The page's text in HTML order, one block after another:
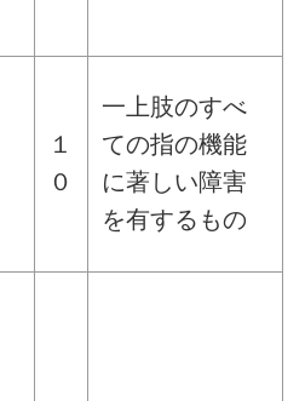
１
０
一上肢のすべ
ての指の機能
に著しい障害
を有するもの